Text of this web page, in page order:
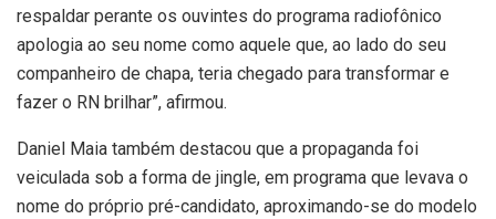
respaldar perante os ouvintes do programa radiofônico
apologia ao seu nome como aquele que, ao lado do seu
companheiro de chapa, teria chegado para transformar e
fazer o RN brilhar”, afirmou.
Daniel Maia também destacou que a propaganda foi
veiculada sob a forma de jingle, em programa que levava o
nome do próprio pré-candidato, aproximando-se do modelo